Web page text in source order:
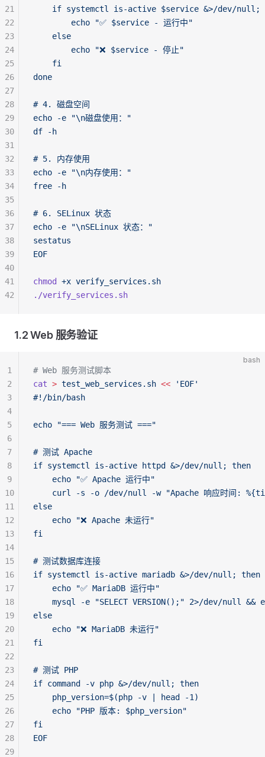
if systemctl is-active $service &>/dev/null;
        echo "✅ $service - 运行中"
    else
        echo "❌ $service - 停止"
    fi
done
# 4. 磁盘空间
echo -e "\n磁盘使用："
df -h
# 5. 内存使用
echo -e "\n内存使用："
free -h
# 6. SELinux 状态
echo -e "\nSELinux 状态："
sestatus
EOF
chmod +x verify_services.sh
./verify_services.sh
21
22
23
24
25
26
27
28
29
30
31
32
33
34
35
36
37
38
39
40
41
42
1.2 Web 服务验证
bash
# Web 服务测试脚本
cat > test_web_services.sh << 'EOF'
#!/bin/bash
echo "=== Web 服务测试 ==="
# 测试 Apache
if systemctl is-active httpd &>/dev/null; then
    echo "✅ Apache 运行中"
curl -s -o /dev/null -w "Apache 响应时间:
else
    echo "❌ Apache 未运行"
fi
# 测试数据库连接
if systemctl is-active mariadb &>/dev/null; then
    echo "✅ MariaDB 运行中"
mysql -e "SELECT VERSION();" 2>/dev/null &&
else
    echo "❌ MariaDB 未运行"
fi
# 测试 PHP
if command -v php &>/dev/null; then
    php_version=$(php -v | head -1)
    echo "PHP 版本: $php_version"
fi
EOF
1
2
3
4
5
6
7
8
9
10
11
12
13
14
15
16
17
18
19
20
21
22
23
24
25
26
27
28
29